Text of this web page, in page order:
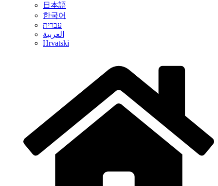
日本語
한국어
עברית
العربية
Hrvatski